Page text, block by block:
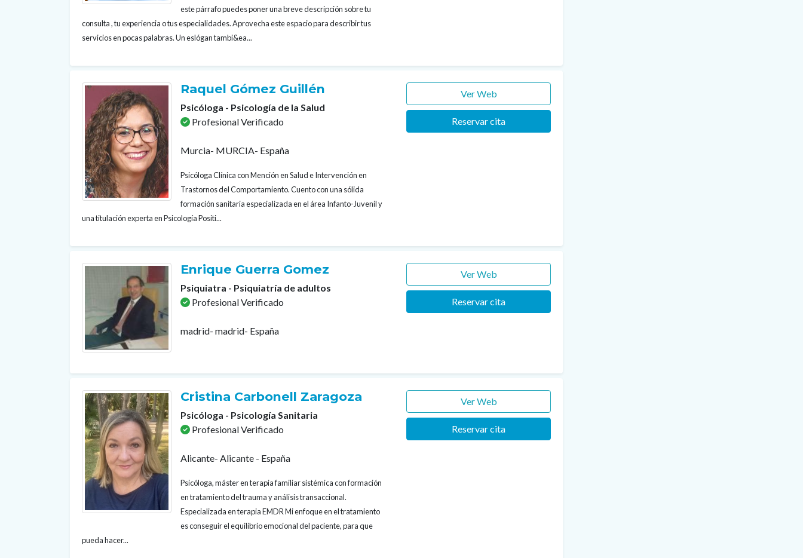
este párrafo puedes poner una breve descripción sobre tu
consulta , tu experiencia o tus especialidades. Aprovecha este espacio para describir tus
servicios en pocas palabras. Un eslógan tambi&ea...
Raquel Gómez Guillén
Psicóloga - Psicología de la Salud
Profesional Verificado
Murcia- MURCIA- España
Psicóloga Clínica con Mención en Salud e Intervención en
Trastornos del Comportamiento. Cuento con una sólida
formación sanitaria especializada en el área Infanto-Juvenil y
una titulación experta en Psicología Positi...
Ver Web
Reservar cita
Enrique Guerra Gomez
Psiquiatra - Psiquiatría de adultos
Profesional Verificado
madrid- madrid- España
Ver Web
Reservar cita
Cristina Carbonell Zaragoza
Psicóloga - Psicología Sanitaria
Profesional Verificado
Alicante- Alicante - España
Psicóloga, máster en terapia familiar sistémica con formación
en tratamiento del trauma y análisis transaccional.
Especializada en terapia EMDR Mi enfoque en el tratamiento
es conseguir el equilibrio emocional del paciente, para que
pueda hacer...
Ver Web
Reservar cita